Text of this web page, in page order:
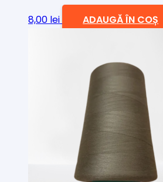
8,00 lei ADAUGĂ ÎN COȘ